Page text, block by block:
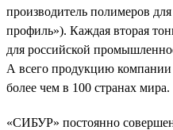
производитель полимеров
профиль»). Каждая вторая
для российской
А всего продукцию компании
более чем в 100 странах мира.
«СИБУР» постоянно